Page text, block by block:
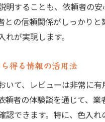
明することも、依頼者の
との信頼関係がしっかりと
れが実現します。
得る情報の活用法
いて、レビューは非常に有
頼者の体験談を通じて、業
認できます。特に、色入れ